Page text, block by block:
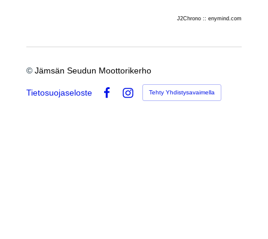
J2Chrono :: enymind.com
©Jämsän Seudun Moottorikerho
Tietosuojaseloste
Instagram
Tehty Yhdistysavaimella